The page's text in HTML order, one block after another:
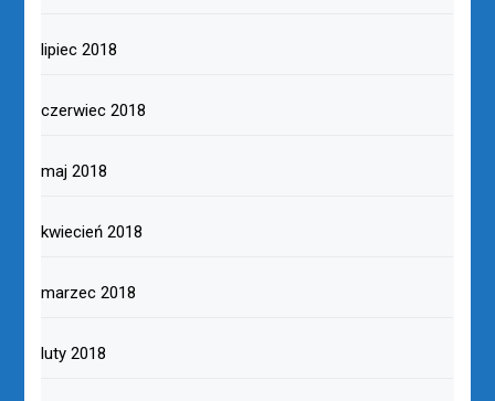
lipiec 2018
czerwiec 2018
maj 2018
kwiecień 2018
marzec 2018
luty 2018